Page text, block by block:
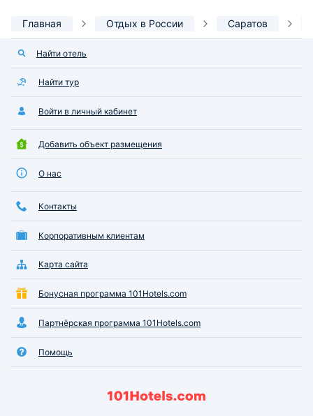
Главная Отдых в России Саратов
Найти отель
Найти тур
Войти в личный кабинет
Добавить объект размещения
О нас
Контакты
Корпоративным клиентам
Карта сайта
Бонусная программа 101Hotels.com
Партнёрская программа 101Hotels.com
Помощь